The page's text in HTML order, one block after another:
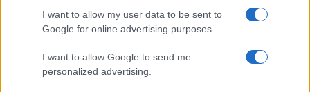
I want to allow my user data to be sent to
Google for online advertising purposes.
I want to allow Google to send me
personalized advertising.